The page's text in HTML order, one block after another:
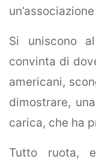
Si uniscono
convinta di
americani,
dimostrare,
carica, che ha
Tutto ruota,